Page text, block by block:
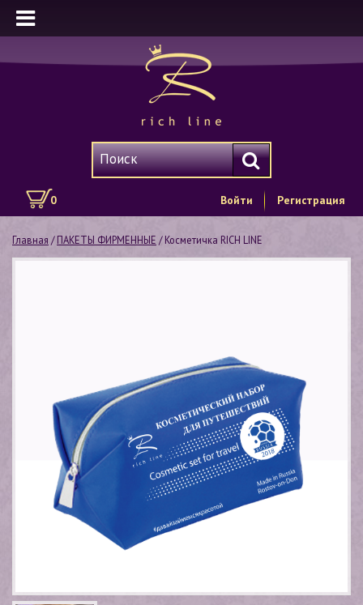
0 Войти Регистрация
Главная /ПАКЕТЫ ФИРМЕННЫЕ / Косметичка RICH LINE